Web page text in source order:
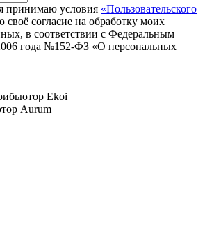
принимаю условия «Пользовательского
своё согласие на обработку моих
в соответствии с Федеральным
года №152-ФЗ «О персональных
Ekoi
Aurum